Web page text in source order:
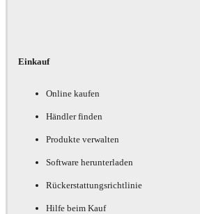
Einkauf
Online kaufen
Händler finden
Produkte verwalten
Software herunterladen
Rückerstattungsrichtlinie
Hilfe beim Kauf